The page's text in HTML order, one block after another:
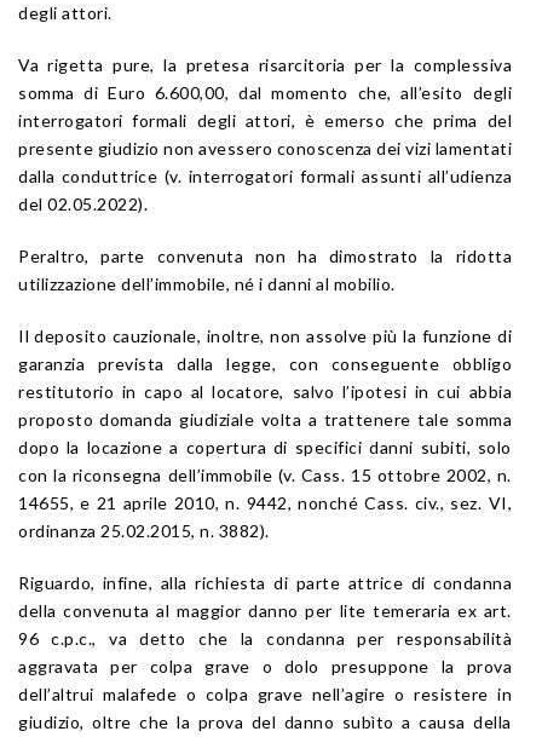
degli attori.
Va rigetta pure, la pretesa risarcitoria per la complessiva
somma di Euro 6.600,00, dal momento che, all’esito degli
interrogatori formali degli attori, è emerso che prima del
presente giudizio non avessero conoscenza dei vizi lamentati
dalla conduttrice (v. interrogatori formali assunti all’udienza
del 02.05.2022).
Peraltro, parte convenuta non ha dimostrato la ridotta
utilizzazione dell’immobile, né i danni al mobilio.
Il deposito cauzionale, inoltre, non assolve più la funzione di
garanzia prevista dalla legge, con conseguente obbligo
restitutorio in capo al locatore, salvo l’ipotesi in cui abbia
proposto domanda giudiziale volta a trattenere tale somma
dopo la locazione a copertura di specifici danni subiti, solo
con la riconsegna dell’immobile (v. Cass. 15 ottobre 2002, n.
14655, e 21 aprile 2010, n. 9442, nonché Cass. civ., sez. VI,
ordinanza 25.02.2015, n. 3882).
Riguardo, infine, alla richiesta di parte attrice di condanna
della convenuta al maggior danno per lite temeraria ex art.
96 c.p.c., va detto che la condanna per responsabilità
aggravata per colpa grave o dolo presuppone la prova
dell’altrui malafede o colpa grave nell’agire o resistere in
giudizio, oltre che la prova del danno subìto a causa della